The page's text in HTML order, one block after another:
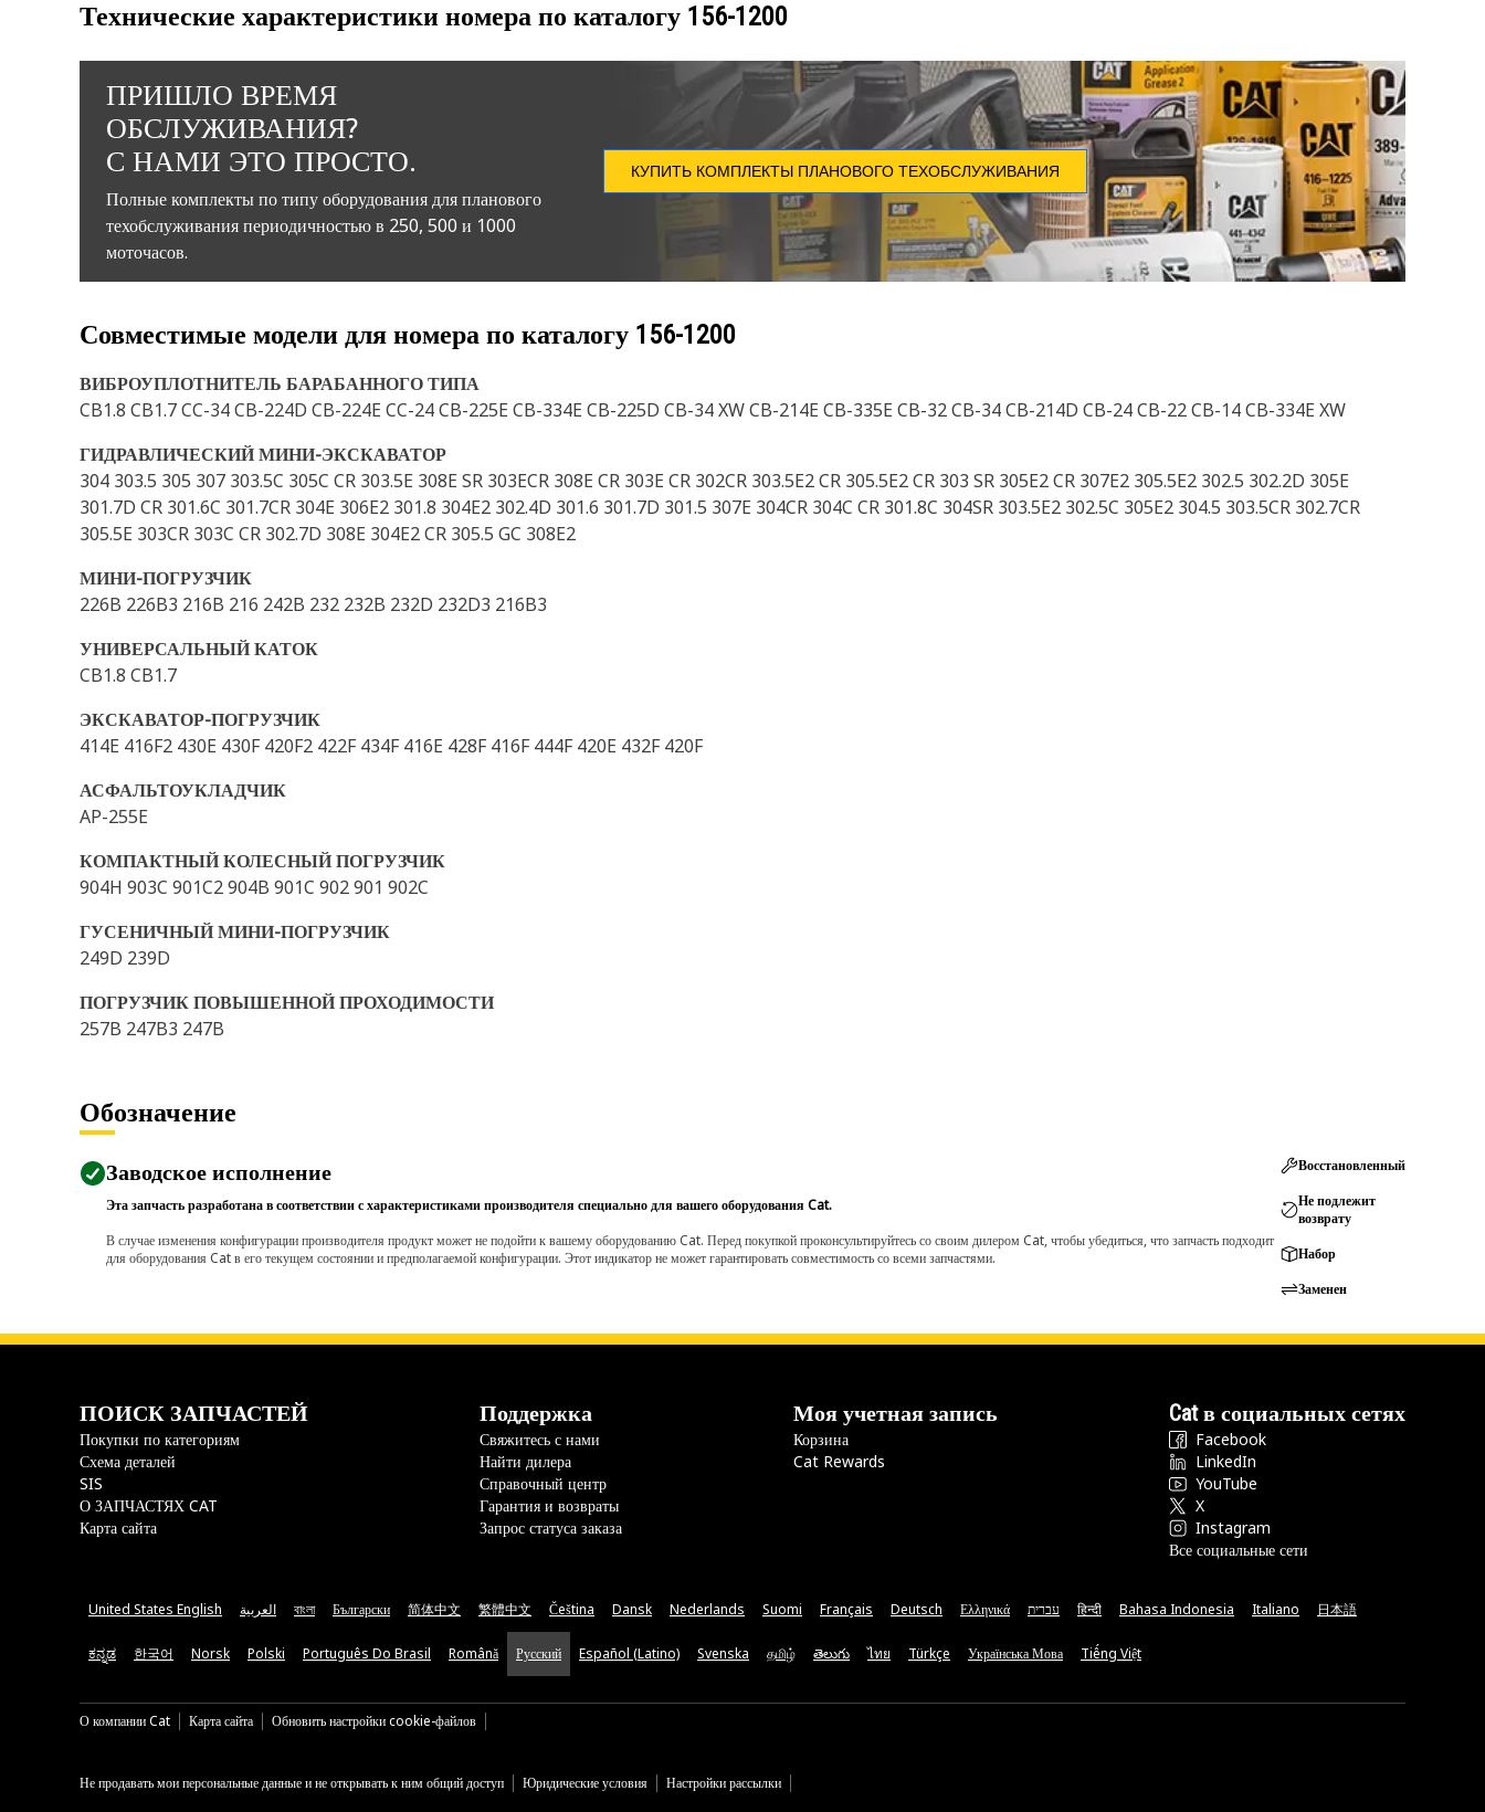
Технические характеристики номера по каталогу 156-1200
ПРИШЛО ВРЕМЯ
ОБСЛУЖИВАНИЯ?
С НАМИ ЭТО ПРОСТО.
Полные комплекты по типу оборудования для планового
техобслуживания периодичностью в 250, 500 и 1000
моточасов.
КУПИТЬ КОМПЛЕКТЫ ПЛАНОВОГО ТЕХОБСЛУЖИВАНИЯ
Совместимые модели для номера по каталогу 156-1200
ВИБРОУПЛОТНИТЕЛЬ БАРАБАННОГО ТИПА
CB1.8 CB1.7 CC-34 CB-224D CB-224E CC-24 CB-225E CB-334E CB-225D CB-34 XW CB-214E CB-335E CB-32 CB-34 CB-214D CB-24 CB-22 CB-14 CB-334E XW
ГИДРАВЛИЧЕСКИЙ МИНИ-ЭКСКАВАТОР
304 303.5 305 307 303.5C 305C CR 303.5E 308E SR 303ECR 308E CR 303E CR 302CR 303.5E2 CR 305.5E2 CR 303 SR 305E2 CR 307E2 305.5E2 302.5 302.2D 305E
301.7D CR 301.6C 301.7CR 304E 306E2 301.8 304E2 302.4D 301.6 301.7D 301.5 307E 304CR 304C CR 301.8C 304SR 303.5E2 302.5C 305E2 304.5 303.5CR 302.7CR
305.5E 303CR 303C CR 302.7D 308E 304E2 CR 305.5 GC 308E2
МИНИ-ПОГРУЗЧИК
226B 226B3 216B 216 242B 232 232B 232D 232D3 216B3
УНИВЕРСАЛЬНЫЙ КАТОК
CB1.8 CB1.7
ЭКСКАВАТОР-ПОГРУЗЧИК
414E 416F2 430E 430F 420F2 422F 434F 416E 428F 416F 444F 420E 432F 420F
АСФАЛЬТОУКЛАДЧИК
AP-255E
КОМПАКТНЫЙ КОЛЕСНЫЙ ПОГРУЗЧИК
904H 903C 901C2 904B 901C 902 901 902C
ГУСЕНИЧНЫЙ МИНИ-ПОГРУЗЧИК
249D 239D
ПОГРУЗЧИК ПОВЫШЕННОЙ ПРОХОДИМОСТИ
257B 247B3 247B
Обозначение
Заводское исполнение
Эта запчасть разработана в соответствии с характеристиками производителя специально для вашего оборудования Cat.
В случае изменения конфигурации производителя продукт может не подойти к вашему оборудованию Cat. Перед покупкой проконсультируйтесь со своим дилером Cat, чтобы убедиться, что запчасть подходит
для оборудования Cat в его текущем состоянии и предполагаемой конфигурации. Этот индикатор не может гарантировать совместимость со всеми запчастями.
Восстановленный
Не подлежит
возврату
Набор
Заменен
ПОИСК ЗАПЧАСТЕЙ
Покупки по категориям
Схема деталей
SIS
О ЗАПЧАСТЯХ CAT
Карта сайта
Поддержка
Свяжитесь с нами
Найти дилера
Справочный центр
Гарантия и возвраты
Запрос статуса заказа
Моя учетная запись
Корзина
Cat Rewards
Cat в социальных сетях
Facebook
LinkedIn
YouTube
X
Instagram
Все социальные сети
United States English العربية বাংলা Български 简体中文 繁體中文 Čeština Dansk Nederlands Suomi Français Deutsch Ελληνικά עברית हिन्दी Bahasa Indonesia Italiano 日本語
ಕನ್ನಡ 한국어 Norsk Polski Português Do Brasil Română Русский Español (Latino) Svenska தமிழ் తెలుగు ไทย Türkçe Українська Мова Tiếng Việt
О компании Cat Карта сайта Обновить настройки cookie-файлов
Не продавать мои персональные данные и не открывать к ним общий доступ Юридические условия Настройки рассылки